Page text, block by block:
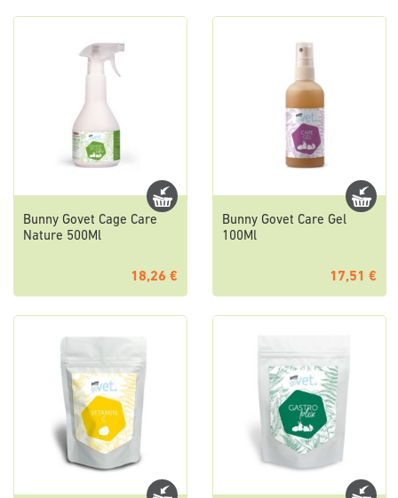
Bunny Govet Cage Care
Nature 500Ml
18,26 €
Bunny Govet Care Gel
100Ml
17,51 €